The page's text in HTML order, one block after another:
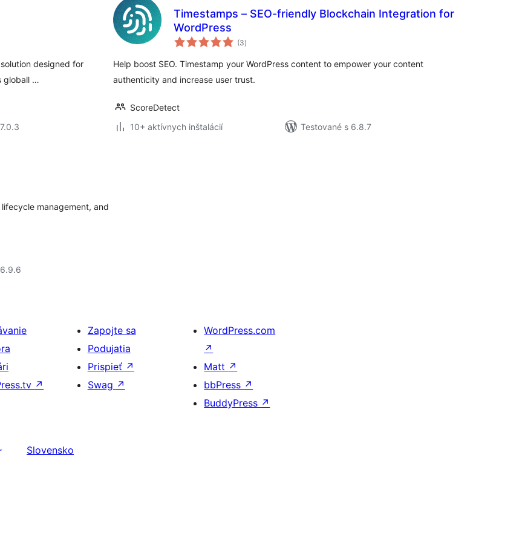
designed for
globall …
Timestamps – SEO-friendly Blockchain Integration for
WordPress
(3celkové
hodnotenie
)
Help boost SEO. Timestamp your WordPress content to empower your content
authenticity and increase user trust.
ScoreDetect
10+ aktívnych inštalácií
Testované s 6.8.7
management, and
↗
Zapojte sa
Podujatia
Prispieť ↗
Swag ↗
WordPress.com
↗
Matt ↗
bbPress ↗
BuddyPress ↗
Slovensko